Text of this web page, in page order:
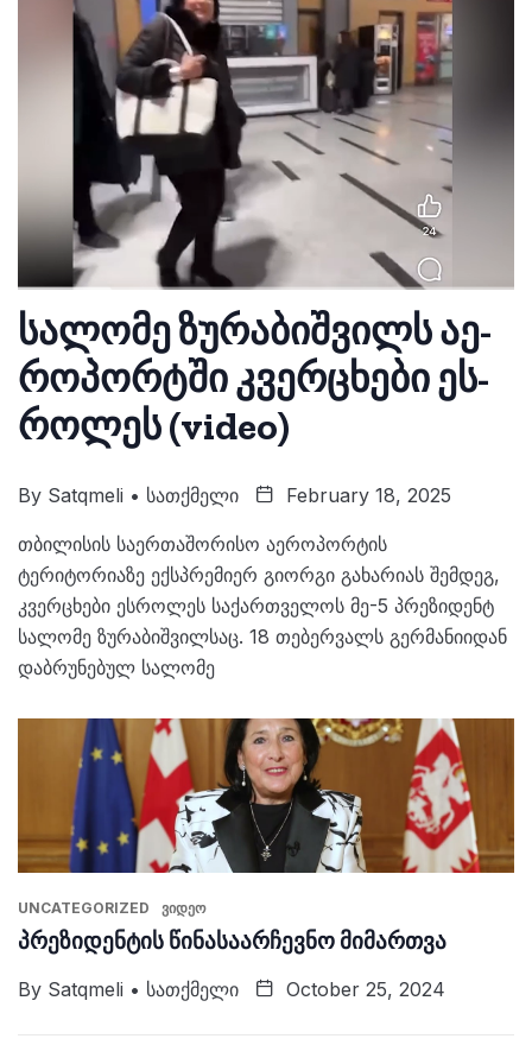
სა­ლო­მე ზუ­რა­ბიშ­ვილს აე­
რო­პორ­ტში კვერ­ცხე­ბი ეს­
რო­ლეს (video)
By Satqmeli • Სათქმელი February 18, 2025
თბილისის საერთაშორისო აეროპორტის
ტერიტორიაზე ექსპრემიერ გიორგი გახარიას შემდეგ,
კვერცხები ესროლეს საქართველოს მე-5 პრეზიდენტ
სალომე ზურაბიშვილსაც. 18 თებერვალს გერმანიიდან
დაბრუნებულ სალომე
UNCATEGORIZED ᲕᲘᲓᲔᲝ
პრეზიდენტის წინასაარჩევნო მიმართვა
By Satqmeli • Სათქმელი October 25, 2024